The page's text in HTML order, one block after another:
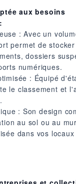
aux besoins
: Avec un
permet de
dossiers
numériques.​
: Équipé
le classement et
: Son design
au sol ou au
dans vos locaux